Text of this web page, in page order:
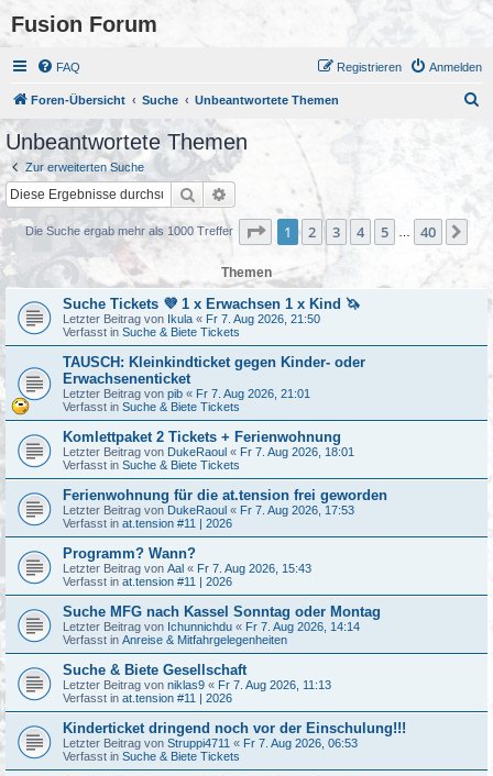
Fusion Forum
FAQ Anmelden
Registrieren
Foren-Übersicht Suche Unbeantwortete Themen
Unbeantwortete Themen
Zur erweiterten Suche
Suche Erweiterte Suche
Die Suche ergab mehr als 1000 Treffer Seite 1von 40
1 2 3 4 5 40
Themen
Suche Tickets 💜 1 x Erwachsen 1 x Kind 🦄
Letzter Beitrag von Ikula « Fr 7. Aug 2026, 21:50
Verfasst in Suche & Biete Tickets
TAUSCH: Kleinkindticket gegen Kinder- oder
Erwachsenenticket
Letzter Beitrag von pib « Fr 7. Aug 2026, 21:01
Verfasst in Suche & Biete Tickets
Komlettpaket 2 Tickets + Ferienwohnung
Letzter Beitrag von DukeRaoul « Fr 7. Aug 2026, 18:01
Verfasst in Suche & Biete Tickets
Ferienwohnung für die at.tension frei geworden
Letzter Beitrag von DukeRaoul « Fr 7. Aug 2026, 17:53
Verfasst in at.tension #11 | 2026
Programm? Wann?
Letzter Beitrag von Aal « Fr 7. Aug 2026, 15:43
Verfasst in at.tension #11 | 2026
Suche MFG nach Kassel Sonntag oder Montag
Letzter Beitrag von Ichunnichdu « Fr 7. Aug 2026, 14:14
Verfasst in Anreise & Mitfahrgelegenheiten
Suche & Biete Gesellschaft
Letzter Beitrag von niklas9 « Fr 7. Aug 2026, 11:13
Verfasst in at.tension #11 | 2026
Kinderticket dringend noch vor der Einschulung!!!
Letzter Beitrag von Struppi4711 « Fr 7. Aug 2026, 06:53
Verfasst in Suche & Biete Tickets